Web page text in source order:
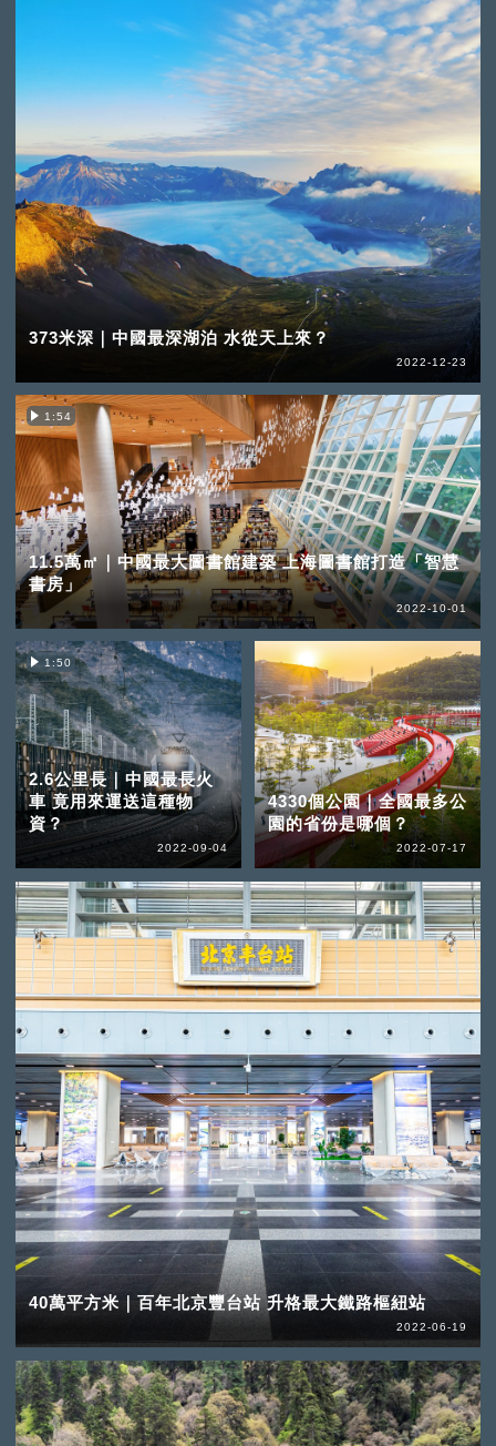
373米深｜中國最深湖泊 水從天上來？
2022-12-23
1:54
11.5萬㎡｜中國最大圖書館建築 上海圖書館打造「智慧
書房」
2022-10-01
1:50
2.6公里長｜中國最長火
車 竟用來運送這種物
資？
2022-09-04
4330個公園｜全國最多公
園的省份是哪個？
2022-07-17
40萬平方米｜百年北京豐台站 升格最大鐵路樞紐站
2022-06-19